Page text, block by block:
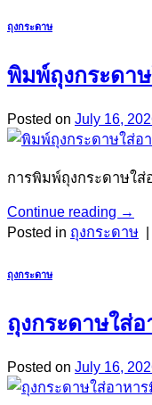
ถุงกระดาษ
พิมพ์ถุงกระดา
Posted on July 16,
การพิมพ์ถุงกระดาษใ
Continue reading →
Posted in ถุงกระดาษ |
ถุงกระดาษ
ถุงกระดาษใส่
Posted on July 16,